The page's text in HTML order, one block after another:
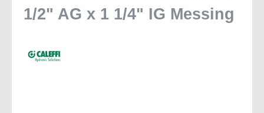
1/2" AG x 1 1/4" IG Messing